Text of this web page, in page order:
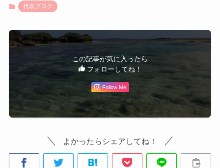
代表ブログ
この記事が気に入ったら
フォローしてね！
Follow Me
よかったらシェアしてね！